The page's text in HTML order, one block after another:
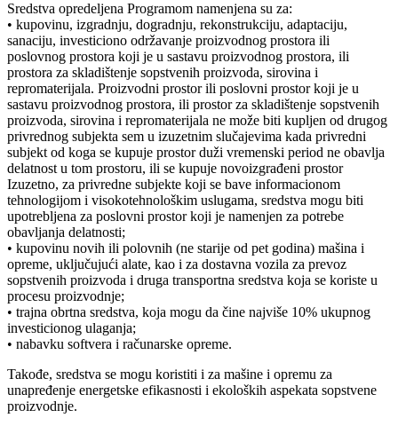
Sredstva opredeljena Programom namenjena su za:
• kupovinu, izgradnju, dogradnju, rekonstrukciju, adaptaciju,
sanaciju, investiciono održavanje proizvodnog prostora ili
poslovnog prostora koji je u sastavu proizvodnog prostora, ili
prostora za skladištenje sopstvenih proizvoda, sirovina i
repromaterijala. Proizvodni prostor ili poslovni prostor koji je u
sastavu proizvodnog prostora, ili prostor za skladištenje sopstvenih
proizvoda, sirovina i repromaterijala ne može biti kupljen od drugog
privrednog subjekta sem u izuzetnim slučajevima kada privredni
subjekt od koga se kupuje prostor duži vremenski period ne obavlja
delatnost u tom prostoru, ili se kupuje novoizgrađeni prostor
Izuzetno, za privredne subjekte koji se bave informacionom
tehnologijom i visokotehnološkim uslugama, sredstva mogu biti
upotrebljena za poslovni prostor koji je namenjen za potrebe
obavljanja delatnosti;
• kupovinu novih ili polovnih (ne starije od pet godina) mašina i
opreme, uključujući alate, kao i za dostavna vozila za prevoz
sopstvenih proizvoda i druga transportna sredstva koja se koriste u
procesu proizvodnje;
• trajna obrtna sredstva, koja mogu da čine najviše 10% ukupnog
investicionog ulaganja;
• nabavku softvera i računarske opreme.
Takođe, sredstva se mogu koristiti i za mašine i opremu za
unapređenje energetske efikasnosti i ekoloških aspekata sopstvene
proizvodnje.